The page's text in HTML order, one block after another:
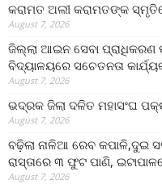
କରାମତ ଅଲୀ କରାମତଙ୍କ
August 7, 2026
ଜିଲ୍ଲା ଆଇନ ସେବା
ବିଦ୍ୟାଳୟରେ ସଚେତନତା
August 7, 2026
ଭଦ୍ରକ ଜିଲା ଦଳିତ ମହାସଂଘ
August 7, 2026
ବଢ଼ିଲା ନାଳିଆ ରେବ କପାଳି,ଦୁଇ
ରାସ୍ତାରେ ୩ ଫୁଟ ପାଣି,
August 7, 2026